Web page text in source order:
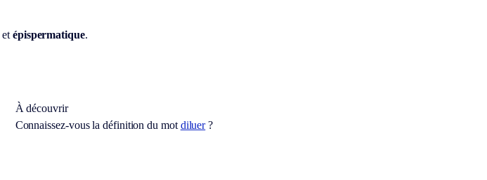
et épispermatique.
À découvrir
Connaissez-vous la définition du mot diluer?